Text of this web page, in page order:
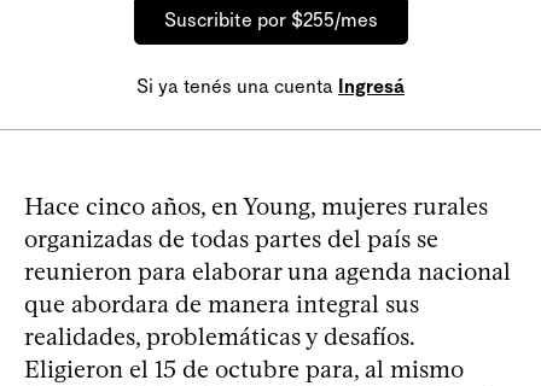
Suscribite por $255/mes
Si ya tenés una cuenta Ingresá
Hace cinco años, en Young, mujeres rurales
organizadas de todas partes del país se
reunieron para elaborar una agenda nacional
que abordara de manera integral sus
realidades, problemáticas y desafíos.
Eligieron el 15 de octubre para, al mismo